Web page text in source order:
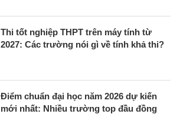
Thi tốt nghiệp THPT trên máy tính từ
2027: Các trường nói gì về tính khả thi?
Điểm chuẩn đại học năm 2026 dự kiến
mới nhất: Nhiều trường top đầu đồng